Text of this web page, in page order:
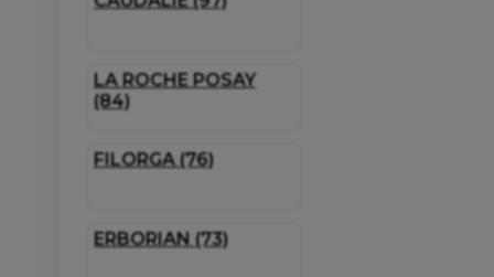
LA ROCHE POSAY
(84)
FILORGA (76)
ERBORIAN (73)